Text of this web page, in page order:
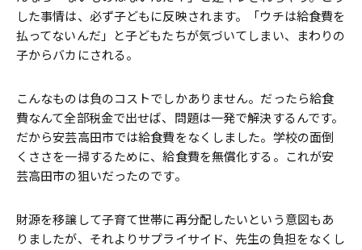
した事情は、必ず子どもに反映されます。「ウチは給食費を
払ってないんだ」と子どもたちが気づいてしまい、まわりの
子からバカにされる。
こんなものは負のコストでしかありません。だったら給食
費なんて全部税金で出せば、問題は一発で解決するんです。
だから安芸高田市では給食費をなくしました。学校の面倒
くささを一掃するために、給食費を無償化する。これが安
芸高田市の狙いだったのです。
財源を移譲して子育て世帯に再分配したいという意図もあ
りましたが、それよりサプライサイド、先生の負担をなくし